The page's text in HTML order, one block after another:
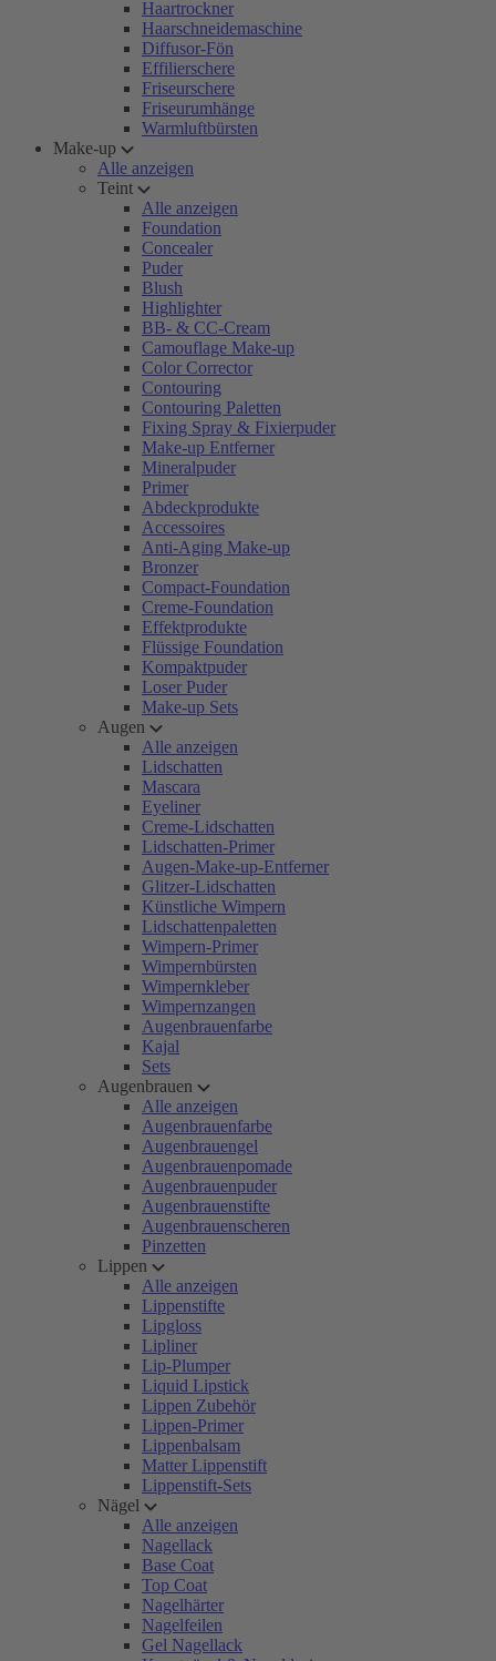
Haartrockner
Haarschneidemaschine
Diffusor-Fön
Effilierschere
Friseurschere
Friseurumhänge
Warmluftbürsten
Make-up
Alle anzeigen
Teint
Alle anzeigen
Foundation
Concealer
Puder
Blush
Highlighter
BB- & CC-Cream
Camouflage Make-up
Color Corrector
Contouring
Contouring Paletten
Fixing Spray & Fixierpuder
Make-up Entferner
Mineralpuder
Primer
Abdeckprodukte
Accessoires
Anti-Aging Make-up
Bronzer
Compact-Foundation
Creme-Foundation
Effektprodukte
Flüssige Foundation
Kompaktpuder
Loser Puder
Make-up Sets
Augen
Alle anzeigen
Lidschatten
Mascara
Eyeliner
Creme-Lidschatten
Lidschatten-Primer
Augen-Make-up-Entferner
Glitzer-Lidschatten
Künstliche Wimpern
Lidschattenpaletten
Wimpern-Primer
Wimpernbürsten
Wimpernkleber
Wimpernzangen
Augenbrauenfarbe
Kajal
Sets
Augenbrauen
Alle anzeigen
Augenbrauenfarbe
Augenbrauengel
Augenbrauenpomade
Augenbrauenpuder
Augenbrauenstifte
Augenbrauenscheren
Pinzetten
Lippen
Alle anzeigen
Lippenstifte
Lipgloss
Lipliner
Lip-Plumper
Liquid Lipstick
Lippen Zubehör
Lippen-Primer
Lippenbalsam
Matter Lippenstift
Lippenstift-Sets
Nägel
Alle anzeigen
Nagellack
Base Coat
Top Coat
Nagelhärter
Nagelfeilen
Gel Nagellack